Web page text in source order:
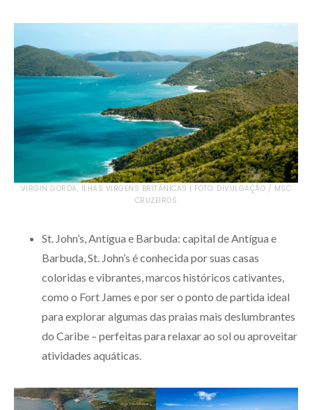
VIRGIN GORDA, ILHAS VIRGENS BRITÂNICAS | FOTO: DIVULGAÇÃO / MSC
CRUZEIROS
St. John’s, Antígua e Barbuda: capital de Antígua e
Barbuda, St. John’s é conhecida por suas casas
coloridas e vibrantes, marcos históricos cativantes,
como o Fort James e por ser o ponto de partida ideal
para explorar algumas das praias mais deslumbrantes
do Caribe – perfeitas para relaxar ao sol ou aproveitar
atividades aquáticas.